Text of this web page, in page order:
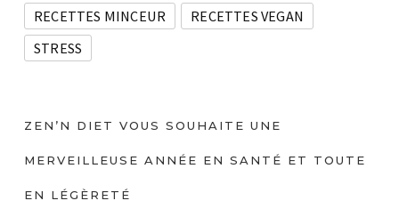
RECETTES MINCEUR
RECETTES VEGAN
STRESS
ZEN’N DIET VOUS SOUHAITE UNE
MERVEILLEUSE ANNÉE EN SANTÉ ET TOUTE
EN LÉGÈRETÉ